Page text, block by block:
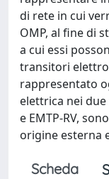
di rete in cui
OMP, al fine di
a cui essi
transitori
rappresentato
elettrica nei due
e EMTP-RV,
origine esterna
Scheda